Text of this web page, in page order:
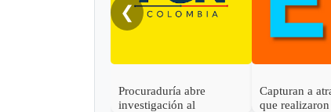
❮
Procuraduría abre
investigación al
Capturan a
que